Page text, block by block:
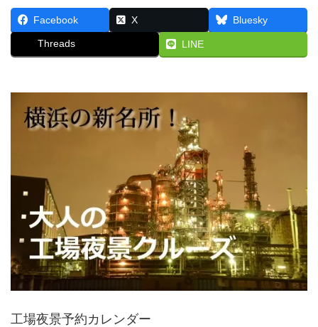
Facebook X Bluesky
Threads LINE
工場夜景予約カレンダー